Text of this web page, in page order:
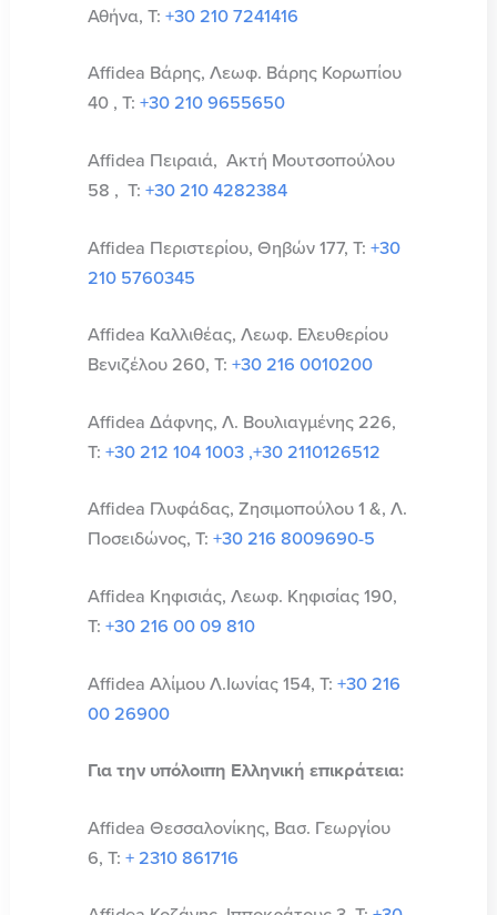
Αθήνα, Τ: +30 210 7241416
Affidea Βάρης, Λεωφ. Βάρης Κορωπίου
40 , Τ: +30 210 9655650
Affidea Πειραιά, Ακτή Μουτσοπούλου
58 , Τ: +30 210 4282384
Affidea Περιστερίου, Θηβών 177, Τ: +30
210 5760345
Affidea Καλλιθέας, Λεωφ. Ελευθερίου
Βενιζέλου 260, Τ: +30 216 0010200
Affidea Δάφνης, Λ. Βουλιαγμένης 226,
T: +30 212 104 1003 ,+30 2110126512
Affidea Γλυφάδας, Ζησιμοπούλου 1 &, Λ.
Ποσειδώνος, T: +30 216 8009690-5
Affidea Κηφισιάς, Λεωφ. Κηφισίας 190,
Τ: +30 216 00 09 810
Affidea Αλίμου Λ.Ιωνίας 154, Τ: +30 216
00 26900
Για την υπόλοιπη Ελληνική επικράτεια:
Affidea Θεσσαλονίκης, Βασ. Γεωργίου
6, Τ: + 2310 861716